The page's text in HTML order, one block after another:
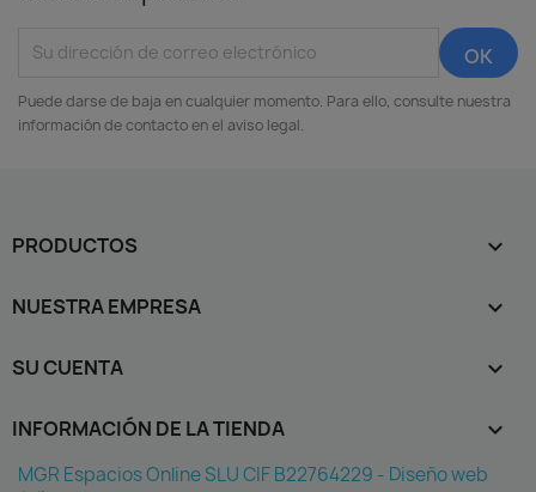
Puede darse de baja en cualquier momento. Para ello, consulte nuestra
información de contacto en el aviso legal.
PRODUCTOS 
NUESTRA EMPRESA 
SU CUENTA 
INFORMACIÓN DE LA TIENDA keyboard_arrow_down
MGR Espacios Online SLU CIF B22764229 - Diseño web